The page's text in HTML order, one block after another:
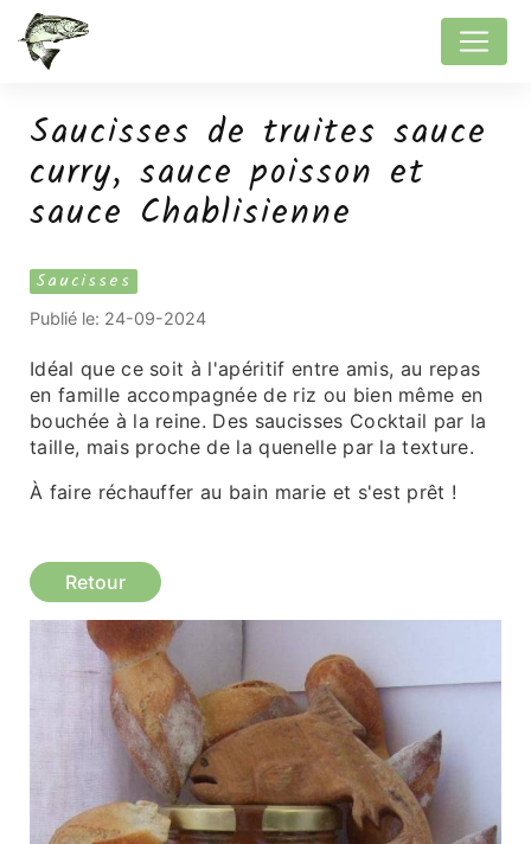
Saucisses de truites sauce
curry, sauce poisson et
sauce Chablisienne
Saucisses
Publié le: 24-09-2024
Idéal que ce soit à l'apéritif entre amis, au repas
en famille accompagnée de riz ou bien même en
bouchée à la reine. Des saucisses Cocktail par la
taille, mais proche de la quenelle par la texture.
À faire réchauffer au bain marie et s'est prêt !
Retour
Panneau de gestion des cookies